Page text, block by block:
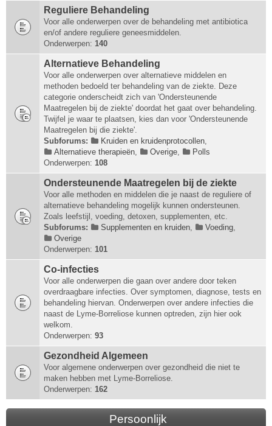
Reguliere Behandeling
Voor alle onderwerpen over de behandeling met antibiotica
en/of andere reguliere geneesmiddelen.
Onderwerpen: 140
Alternatieve Behandeling
Voor alle onderwerpen over alternatieve middelen en
methoden bedoeld ter behandeling van de ziekte. Deze
categorie onderscheidt zich van 'Ondersteunende
Maatregelen bij de ziekte' doordat het gaat over behandeling.
Twijfel je waar te plaatsen, kies dan voor 'Ondersteunende
Maatregelen bij die ziekte'.
Subforums:
Kruiden en kruidenprotocollen,
Alternatieve therapieën, Overige,
Polls
Onderwerpen: 108
Ondersteunende Maatregelen bij de ziekte
Voor alle methoden en middelen die je naast de reguliere of
alternatieve behandeling mogelijk kunnen ondersteunen.
Zoals leefstijl, voeding, detoxen, supplementen, etc.
Subforums:
Supplementen en kruiden, Voeding,
Overige
Onderwerpen: 101
Co-infecties
Voor alle onderwerpen die gaan over andere door teken
overdraagbare infecties. Over symptomen, diagnose, tests en
behandeling hiervan. Onderwerpen over andere infecties die
naast de Lyme-Borreliose kunnen optreden, zijn hier ook
welkom.
Onderwerpen: 93
Gezondheid Algemeen
Voor algemene onderwerpen over gezondheid die niet te
maken hebben met Lyme-Borreliose.
Onderwerpen: 162
Persoonlijk